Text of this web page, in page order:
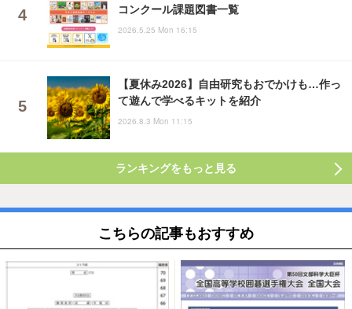
コンクール課題図書一覧
2026.5.25 Mon 16:15
【夏休み2026】自由研究もおでかけも…作っ
て遊んで学べるキットを紹介
2026.8.3 Mon 11:15
ランキングをもっと見る
こちらの記事もおすすめ